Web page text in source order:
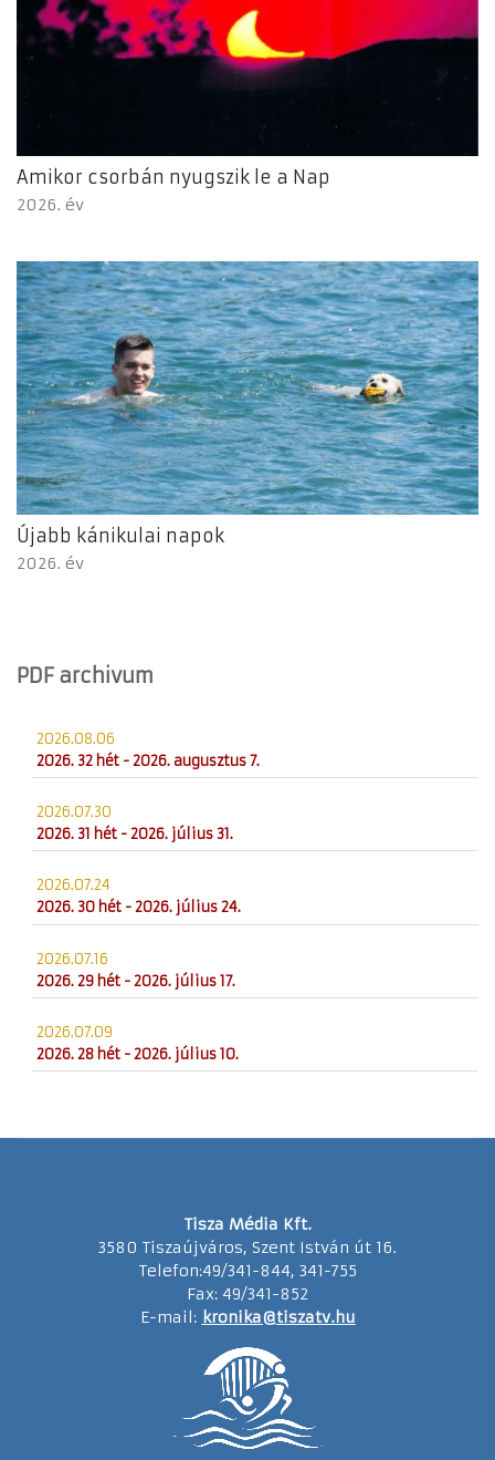
Amikor csorbán nyugszik le a Nap
2026. év
Újabb kánikulai napok
2026. év
PDF archivum
2026.08.06
2026. 32 hét - 2026. augusztus 7.
2026.07.30
2026. 31 hét - 2026. július 31.
2026.07.24
2026. 30 hét - 2026. július 24.
2026.07.16
2026. 29 hét - 2026. július 17.
2026.07.09
2026. 28 hét - 2026. július 10.
Tisza Média Kft.
3580 Tiszaújváros, Szent István út 16.
Telefon:49/341-844, 341-755
Fax: 49/341-852
E-mail: kronika@tiszatv.hu